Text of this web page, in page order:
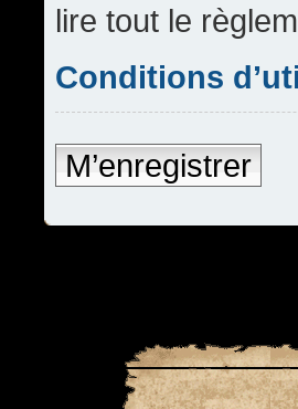
lire tout le
Conditions
M’enregistrer